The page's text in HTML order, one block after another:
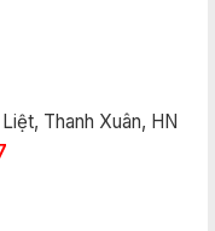
Thanh Xuân, HN